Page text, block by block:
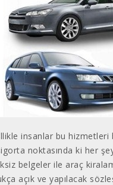
insanlar bu
noktasında ki her
belgeler ile araç
açık ve yapılacak